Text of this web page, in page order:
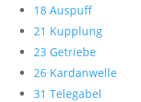
18 Auspuff
21 Kupplung
23 Getriebe
26 Kardanwelle
31 Telegabel